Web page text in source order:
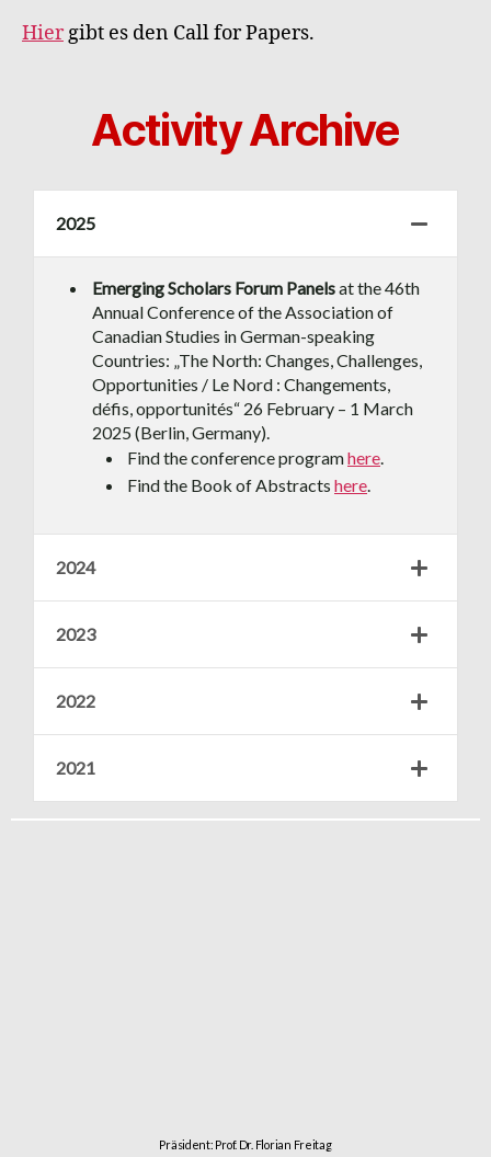
Hiergibt es den Call for Papers.
Activity Archive
2025
Emerging Scholars Forum Panelsat the 46th
Annual Conference of the Association of
Canadian Studies in German-speaking
Countries: „The North: Changes, Challenges,
Opportunities / Le Nord : Changements,
défis, opportunités“ 26 February – 1 March
2025 (Berlin, Germany).
Find the conference programhere.
Find the Book of Abstracts here.
2024
2023
2022
2021
Präsident: Prof. Dr. Florian Freitag